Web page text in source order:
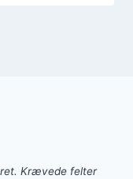
Krævede felter